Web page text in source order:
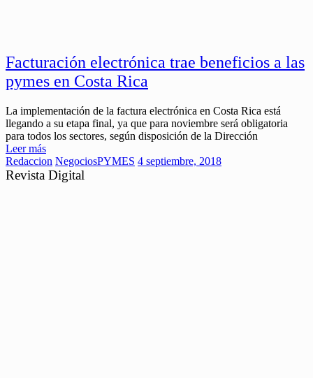
Facturación electrónica trae beneficios a las
pymes en Costa Rica
La implementación de la factura electrónica en Costa Rica está
llegando a su etapa final, ya que para noviembre será obligatoria
para todos los sectores, según disposición de la Dirección
Leer más
Redaccion NegociosPYMES 4 septiembre, 2018
Revista Digital